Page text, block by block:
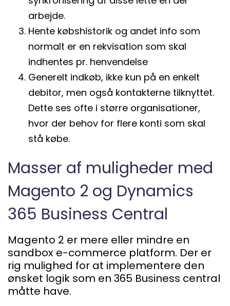
arbejde.
Hente købshistorik og andet info som
normalt er en rekvisation som skal
indhentes pr. henvendelse
Generelt indkøb, ikke kun på en enkelt
debitor, men også kontakterne tilknyttet.
Dette ses ofte i større organisationer,
hvor der behov for flere konti som skal
stå købe.
Masser af muligheder med
Magento 2 og Dynamics
365 Business Central
Magento 2 er mere eller mindre en
sandbox e-commerce platform. Der er
rig mulighed for at implementere den
ønsket logik som en 365 Business central
måtte have.